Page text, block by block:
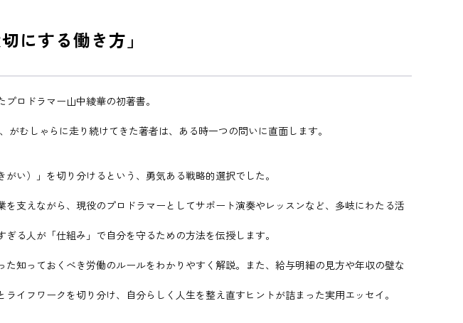
にする働き方」
ロドラマー山中綾華の初著書。
むしゃらに走り続けてきた著者は、ある時一つの問いに直面します。
い）」を切り分けるという、勇気ある戦略的選択でした。
支えながら、現役のプロドラマーとしてサポート演奏やレッスンなど、多岐にわたる活
る人が「仕組み」で自分を守るための方法を伝授します。
知っておくべき労働のルールをわかりやすく解説。また、給与明細の見方や年収の壁な
イフワークを切り分け、自分らしく人生を整え直すヒントが詰まった実用エッセイ。